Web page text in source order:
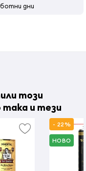
дни
този
така и тези
- 22%
НОВО